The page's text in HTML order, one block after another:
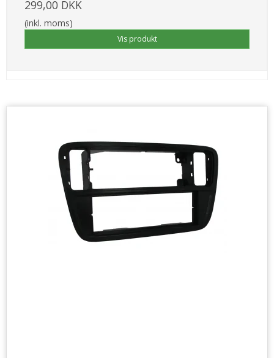
299,00 DKK
(inkl. moms)
Vis produkt